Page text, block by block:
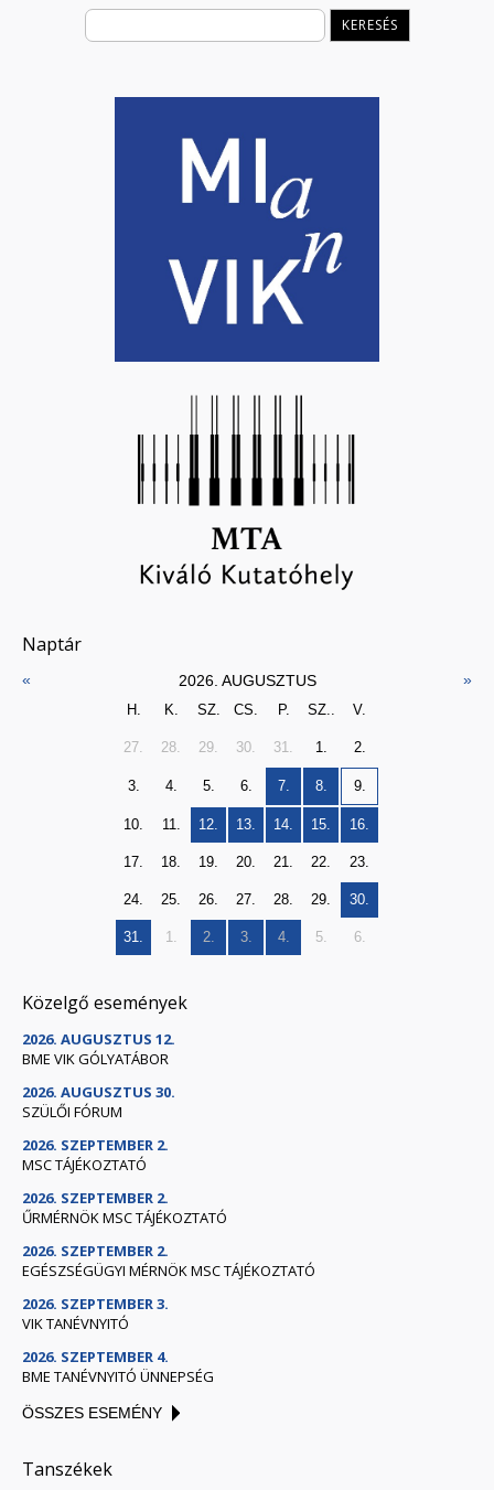
Naptár
« 2026. AUGUSZTUS »
H. K. SZ. CS. P. SZ.. V.
27. 28. 29. 30. 31. 1. 2.
3. 4. 5. 6. 7. 8. 9.
10. 11. 12. 13. 14. 15. 16.
17. 18. 19. 20. 21. 22. 23.
24. 25. 26. 27. 28. 29. 30.
31. 1. 2. 3. 4. 5. 6.
Közelgő események
2026. AUGUSZTUS 12.
BME VIK GÓLYATÁBOR
2026. AUGUSZTUS 30.
SZÜLŐI FÓRUM
2026. SZEPTEMBER 2.
MSC TÁJÉKOZTATÓ
2026. SZEPTEMBER 2.
ŰRMÉRNÖK MSC TÁJÉKOZTATÓ
2026. SZEPTEMBER 2.
EGÉSZSÉGÜGYI MÉRNÖK MSC TÁJÉKOZTATÓ
2026. SZEPTEMBER 3.
VIK TANÉVNYITÓ
2026. SZEPTEMBER 4.
BME TANÉVNYITÓ ÜNNEPSÉG
ÖSSZES ESEMÉNY
Tanszékek